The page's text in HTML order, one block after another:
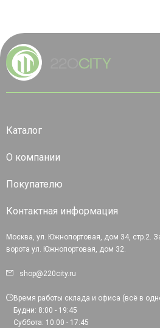
Каталог
О компании
Покупателю
Контактная информация
Москва, ул. Южнопортовая, дом 34, стр.2.
ворота ул. Южнопортовая, дом 32.
shop@220city.ru
Время работы склада и офиса (всё в
Будни: 8:00 - 19:45
Суббота: 10:00 - 17:45